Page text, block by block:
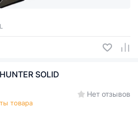
SOLID
товара
Нет отзывов